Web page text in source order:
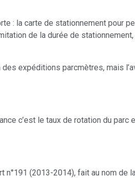
: la carte de stationnement pour
de la durée de
expéditions parcmètres, mais
c’est le taux de rotation du parc
n°191 (2013-2014), fait au nom de